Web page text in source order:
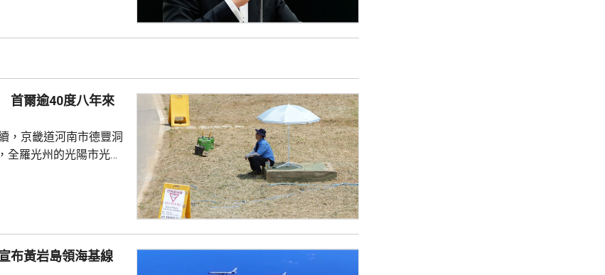
莫特塞佩表示，歡迎國
際足協主席已失去信
將抵制未來的世界盃...
首爾逾40度八年來
，京畿道河南市德豐洞
全羅光州的光陽市光陽
面，及慶尚南道密陽市
年有紀錄以來同期第
布黃岩島領海基線